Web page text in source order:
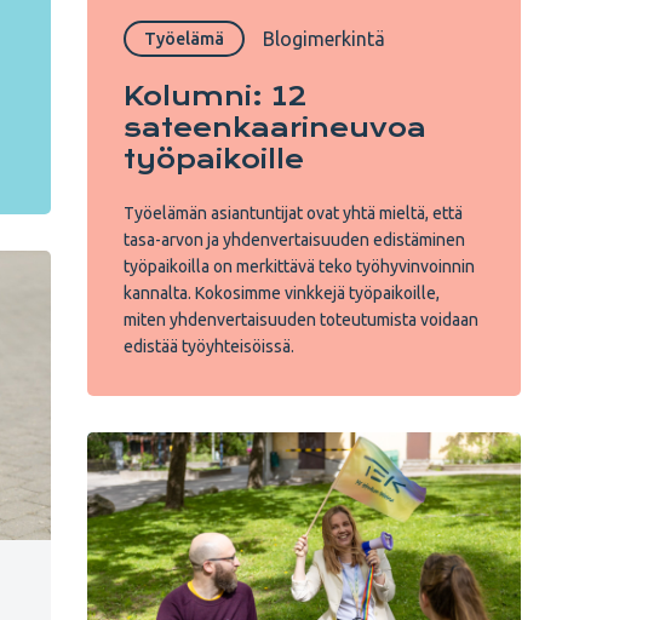
Työelämä Blogimerkintä
Kolumni: 12
sateenkaarineuvoa
työpaikoille
Työelämän asiantuntijat ovat yhtä mieltä, että
tasa-arvon ja yhdenvertaisuuden edistäminen
työpaikoilla on merkittävä teko työhyvinvoinnin
kannalta. Kokosimme vinkkejä työpaikoille,
miten yhdenvertaisuuden toteutumista voidaan
edistää työyhteisöissä.